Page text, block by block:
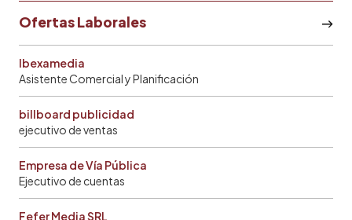
Ofertas Laborales
Ibexamedia
Asistente Comercial y Planificación
billboard publicidad
ejecutivo de ventas
Empresa de Vía Pública
Ejecutivo de cuentas
Fefer Media SRL